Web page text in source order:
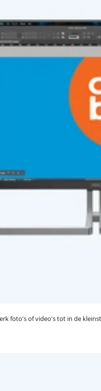
foto's of video's tot in de